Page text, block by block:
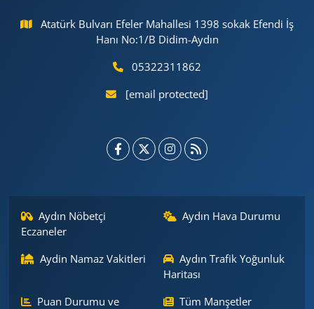
Atatürk Bulvarı Efeler Mahallesi 1398 sokak Efendi İş
Hanı No:1/B Didim-Aydın
05322311862
[email protected]
Aydın Nöbetçi
Eczaneler
Aydın Hava Durumu
Aydin Namaz Vakitleri
Aydın Trafik Yoğunluk
Haritası
Puan Durumu ve
Tüm Manşetler